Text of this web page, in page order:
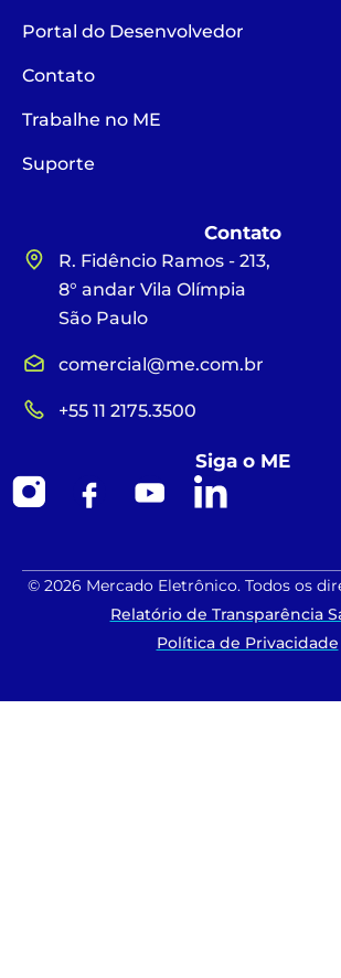
Portal do Desenvolvedor
Contato
Trabalhe no ME
Suporte
Contato
R. Fidêncio Ramos - 213,
8° andar Vila Olímpia
São Paulo
comercial@me.com.br
+55 11 2175.3500
Siga o ME
© 2026 Mercado Eletrônico. Todos os
Relatório de Transparência
Política de Privacidade